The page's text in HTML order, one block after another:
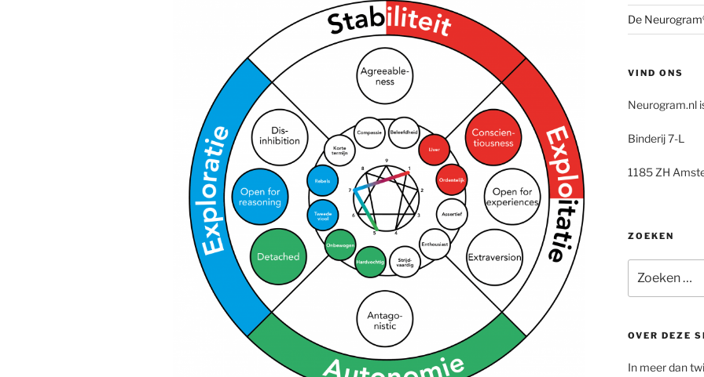
De
VIND ONS
Neurogram.nl
Binderij 7-L
1185 ZH
ZOEKEN
naar:
OVER DEZE
In meer dan